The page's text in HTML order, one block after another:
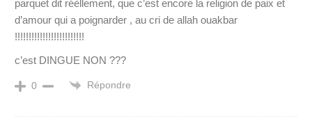
parquet dit réèllement, que c’est encore la religion de paix et
d’amour qui a poignarder , au cri de allah ouakbar
!!!!!!!!!!!!!!!!!!!!!!!!!
c’est DINGUE NON ???
0 Répondre